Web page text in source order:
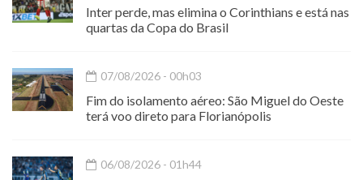
Inter perde, mas elimina o Corinthians e está nas
quartas da Copa do Brasil
07/08/2026 - 00h03
Fim do isolamento aéreo: São Miguel do Oeste
terá voo direto para Florianópolis
06/08/2026 - 01h44